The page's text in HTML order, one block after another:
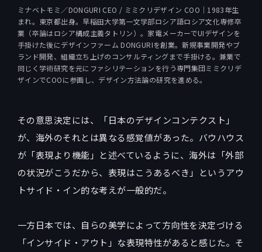
ミナベトモミ／DONGURI CEO / ミミクリデザイン COO｜1983年生
まれ。東京都出身。早稲田大学第一文学部ロシア語ロシア文化専修卒
業（卒論はロシア構成主義タトリン）。家電メーカーでUIデザインを
手掛けた後にデザインファーム DONGURIを創業。新規事業開発やブ
ランド開発、組織立ち上げのコンサルティングまで手掛ける。兼業で
同じく学術研究を元にファシリテーションを行う専門集団ミミクリデ
ザインでCOOに参画し、デザイン方法論の研究を進める。
その意思決定には、「日本のデザインコンテクスト」
が、海外のそれとは異なる感覚値があった。バウハウス
が「表現より機能」と述べているように、海外は「外部
の状況がこうだから、表現はこうあるべき」というアウ
トサイド・イン的な考えが一般的だ。
一方日本では、自らの美学によって方向性を決定づける
「インサイド・アウト」な表現特性があると感じた。そ